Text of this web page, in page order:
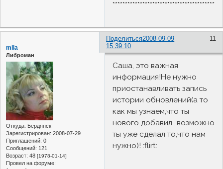
Поделиться 11
2008-09-09
15:39:10
mila
Либроман
Откуда: Бердянск
Зарегистрирован: 2008-07-29
Приглашений: 0
Сообщений: 121
Возраст: 48 [1978-01-14]
Провел на форуме:
Саша, это важная
информация!Не нужно
приостанавливать запись
истории обновлений(а то
как мы узнаем,что ты
нового добавил...возможно
ты уже сделал то,что нам
нужно)! :flirt: